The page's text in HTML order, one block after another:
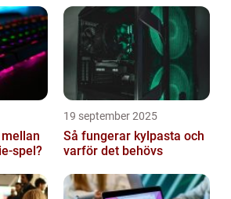
spel?
19 september 2025
Så fungerar kylpasta och
varför det behövs